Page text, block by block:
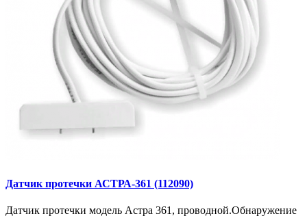
Датчик протечки АСТРА-361 (112090)
Датчик протечки модель Астра 361, проводной.Обнаружение